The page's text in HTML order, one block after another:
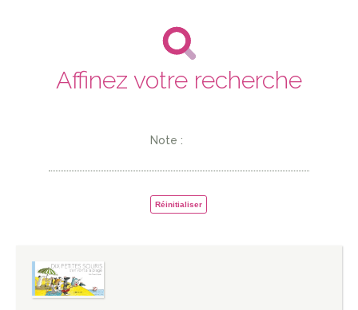
Affinez votre recherche
Note :
Réinitialiser